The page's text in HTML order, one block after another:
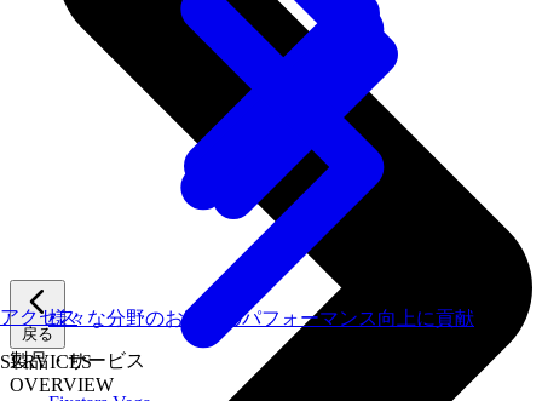
戻る
製品・サービス
OVERVIEW
アクセス様々な分野のお客様のパフォーマンス向上に貢献
SERVICES